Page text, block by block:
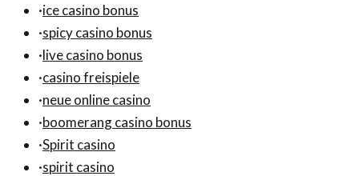
·ice casino bonus
·spicy casino bonus
·live casino bonus
·casino freispiele
·neue online casino
·boomerang casino bonus
·Spirit casino
·spirit casino